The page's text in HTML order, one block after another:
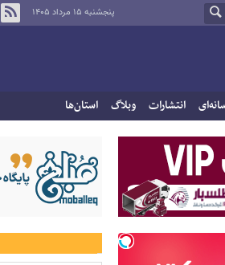
پنجشنبه ۱۵ مرداد ۱۴۰۵
انتشارات وبلاگ استان‌ها